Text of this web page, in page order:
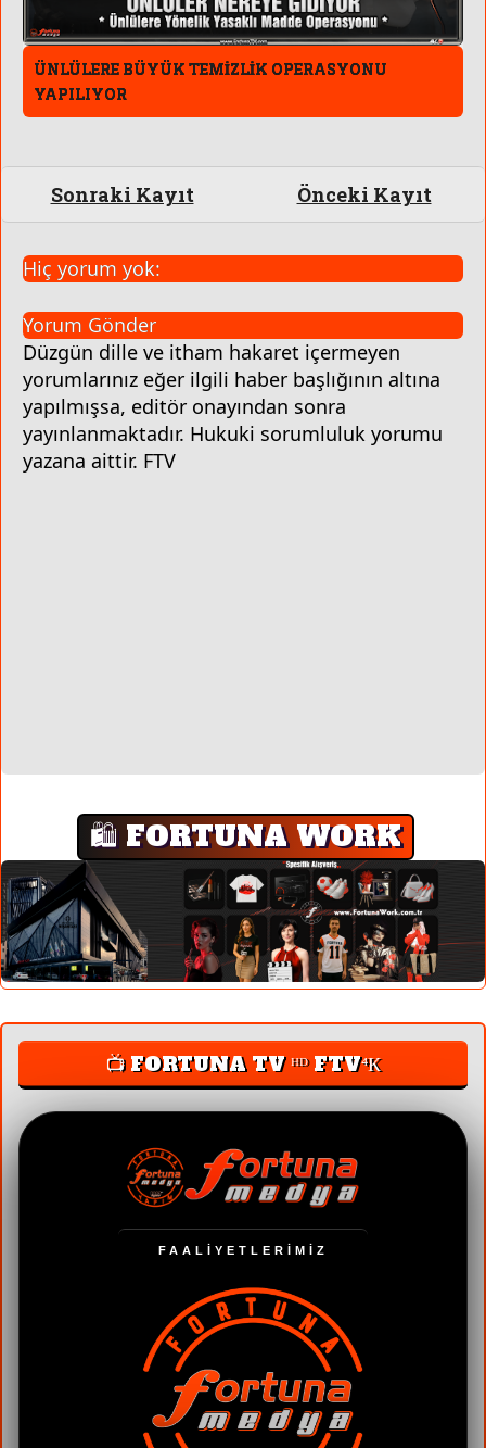
ÜNLÜLERE BÜYÜK TEMİZLİK OPERASYONU
YAPILIYOR
Sonraki Kayıt Önceki Kayıt
Hiç yorum yok:
Yorum Gönder
Düzgün dille ve itham hakaret içermeyen
yorumlarınız eğer ilgili haber başlığının altına
yapılmışsa, editör onayından sonra
yayınlanmaktadır. Hukuki sorumluluk yorumu
yazana aittir. FTV
🛍️ FORTUNA WORK
📺 FORTUNA TV ᴴᴰ FTV⁴К
FAALİYETLERİMİZ